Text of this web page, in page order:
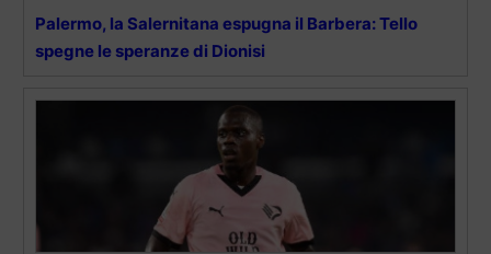
Palermo, la Salernitana espugna il Barbera: Tello
spegne le speranze di Dionisi